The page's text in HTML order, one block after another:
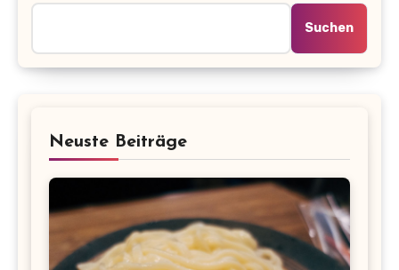
Suchen
Neuste Beiträge